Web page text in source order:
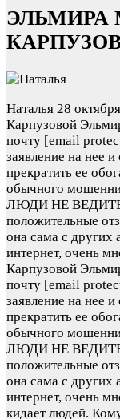
Наталья 28
Карпузовой
почту [email
заявление на нее
прекратить ее
обычного
ЛЮДИ НЕ
положительные
она сама с других
интернет, очень
Карпузовой
почту [email
заявление на нее
прекратить ее
обычного
ЛЮДИ НЕ
положительные
она сама с других
интернет, очень
кидает людей.